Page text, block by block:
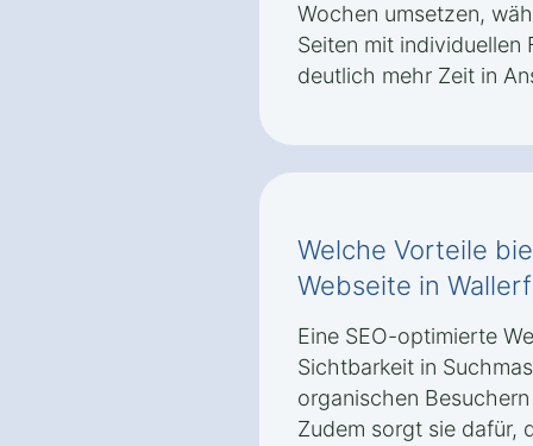
Wochen umsetzen,
Seiten mit individuellen
deutlich mehr Zeit in
Welche Vorteile
Webseite in
Eine SEO-optimierte
Sichtbarkeit in
organischen
Zudem sorgt sie dafür,